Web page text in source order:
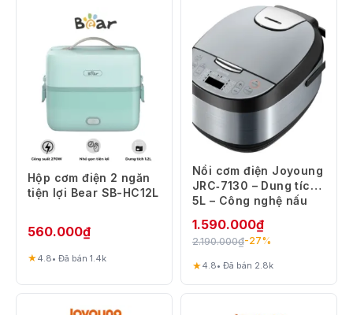
Hộp cơm điện 2 ngăn
tiện lợi Bear SB-HC12L
560.000₫
★4.8• Đã bán 1.4k
Nồi cơm điện Joyoung
JRC‑7130 – Dung tích
5L – Công nghệ nấu
1.590.000₫
2.190.000₫-27%
★4.8• Đã bán 2.8k